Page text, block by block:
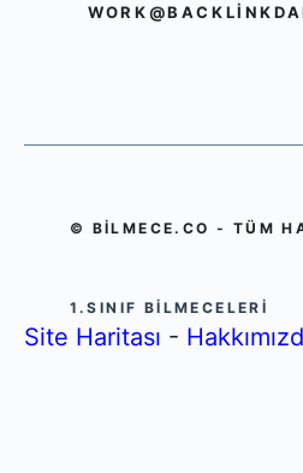
© BILMECE.CO - TÜM
1.SINIF BILMECELERI
Site Haritası -